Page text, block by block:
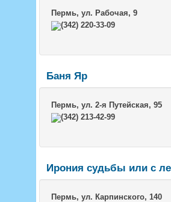
Пермь, ул. Рабочая, 9
(342) 220-33-09
Баня Яр
Пермь, ул. 2-я Путейская, 95
(342) 213-42-99
Ирония судьбы или с
Пермь, ул. Карпинского, 140